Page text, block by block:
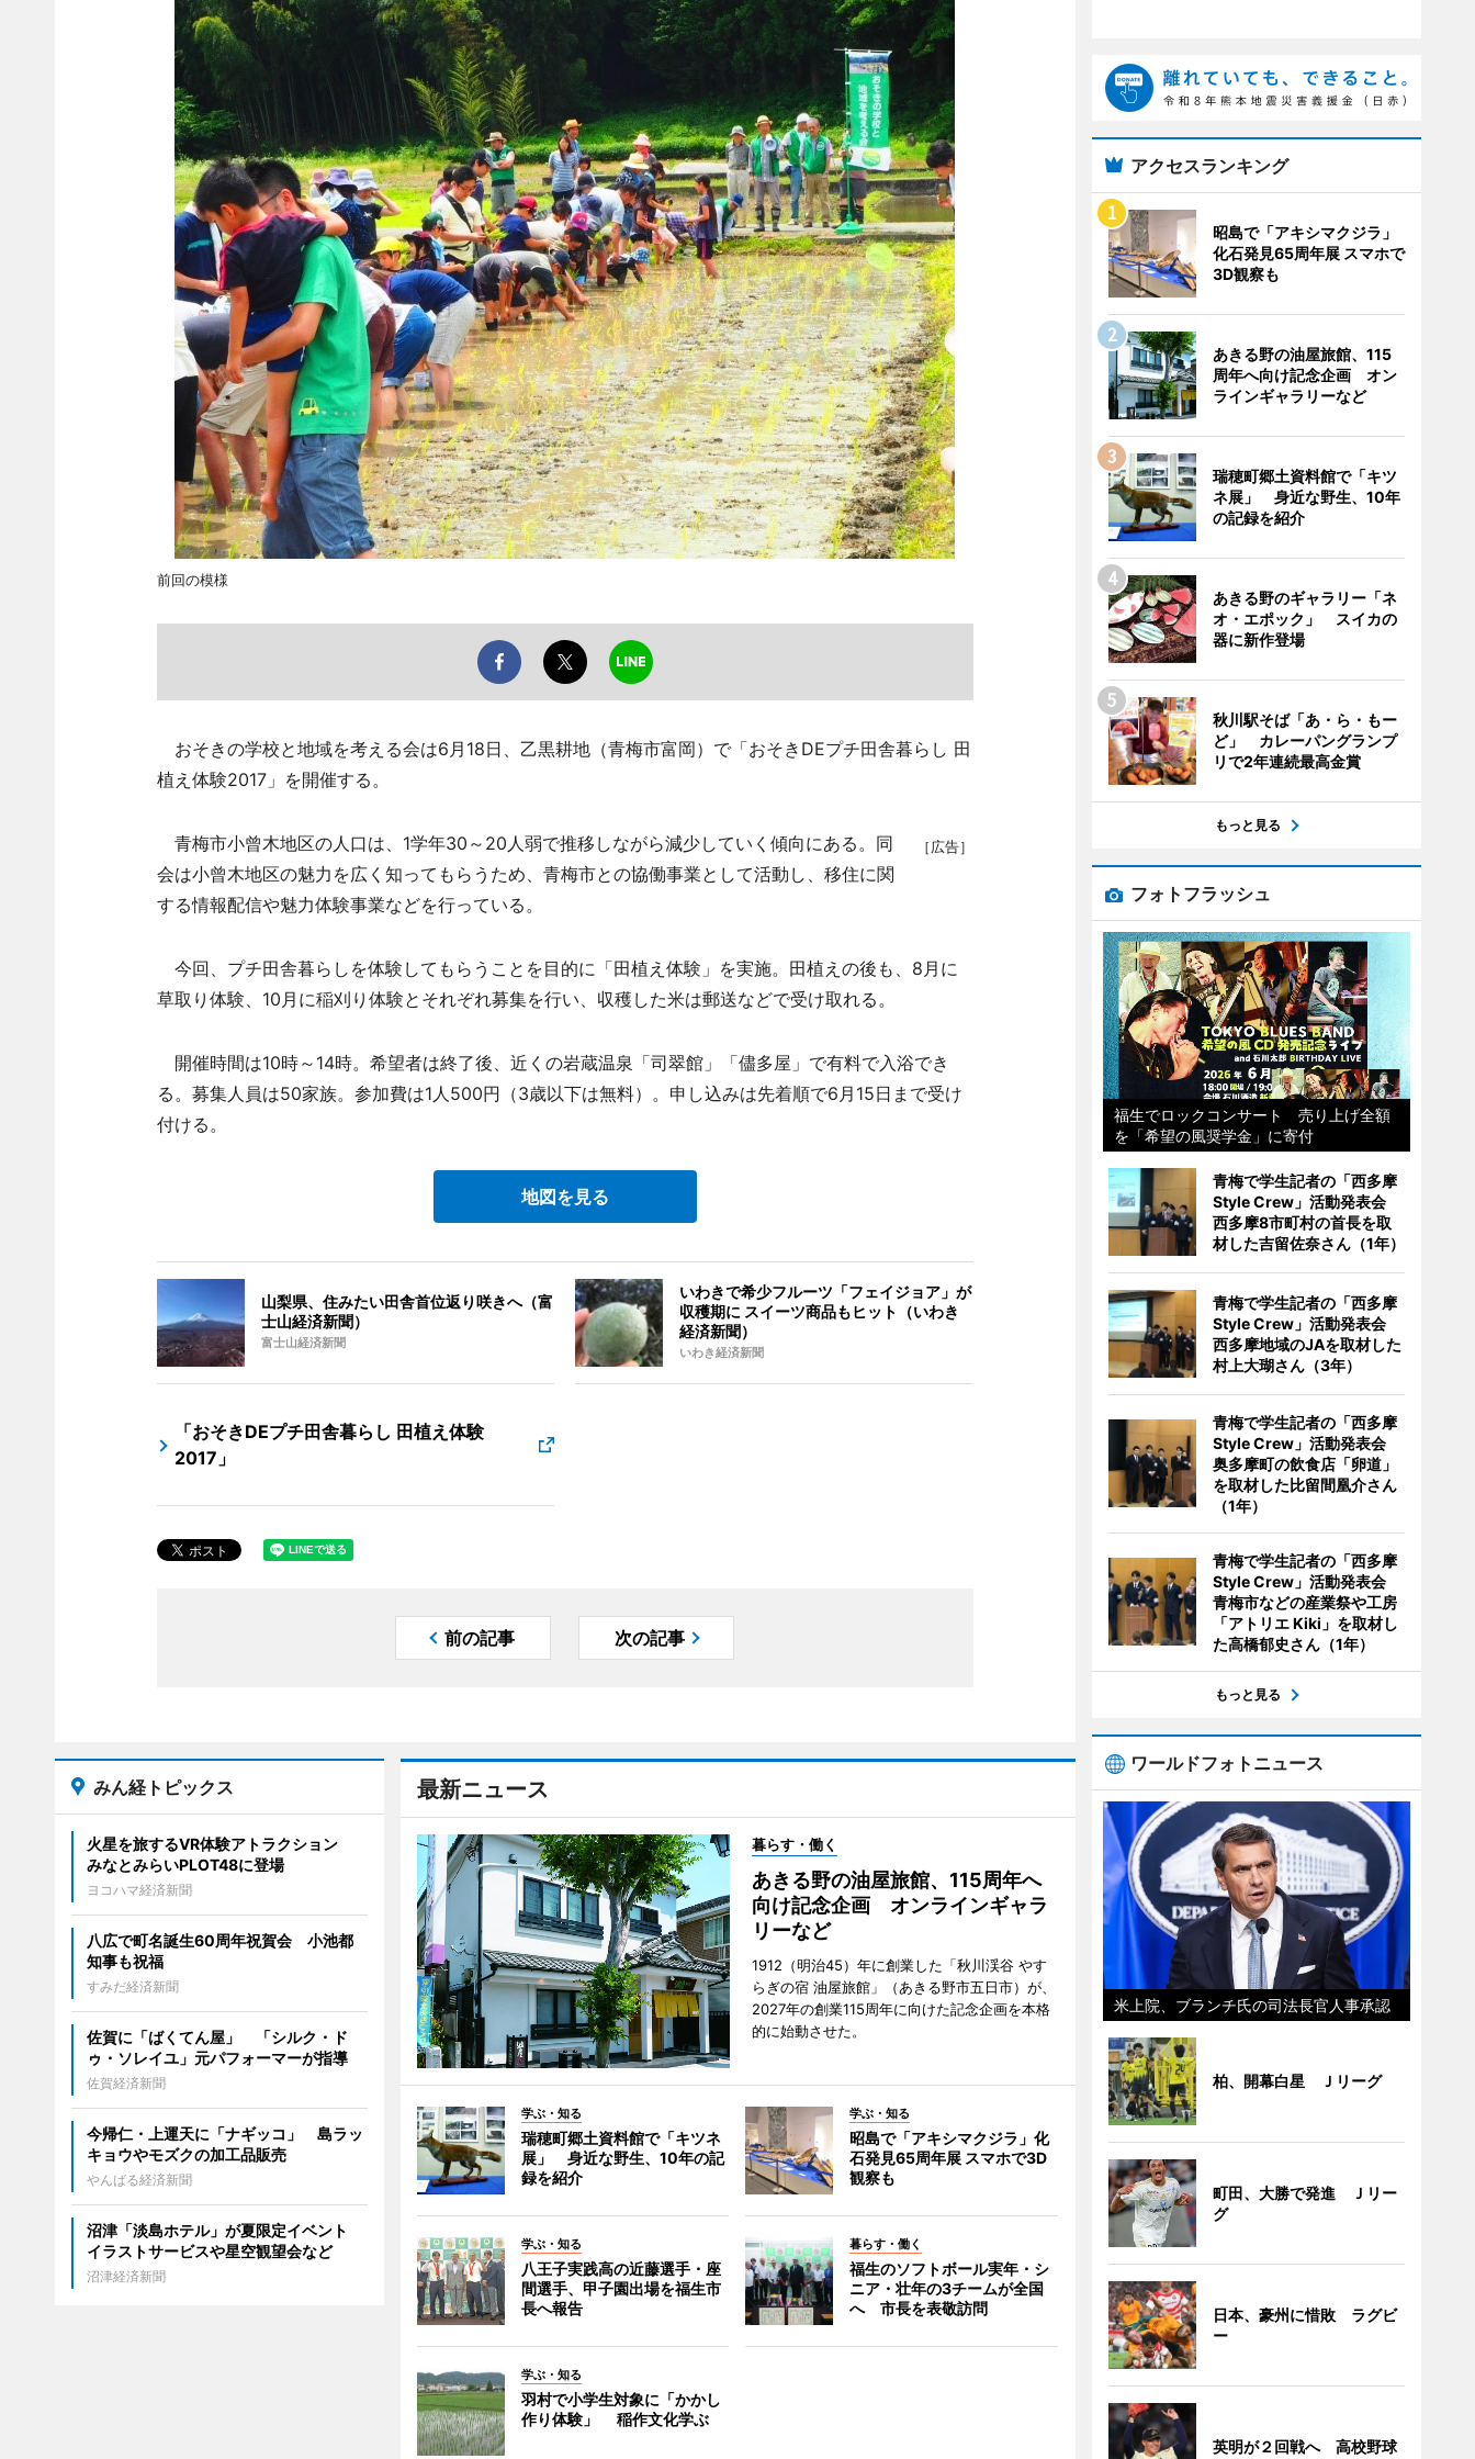
前回の模様
おそきの学校と地域を考える会は6月18日、乙黒耕地（青梅市富岡）で「おそきDEプチ田舎暮らし 田
植え体験2017」を開催する。
［広告］
青梅市小曾木地区の人口は、1学年30～20人弱で推移しながら減少していく傾向にある。同
会は小曾木地区の魅力を広く知ってもらうため、青梅市との協働事業として活動し、移住に関
する情報配信や魅力体験事業などを行っている。
今回、プチ田舎暮らしを体験してもらうことを目的に「田植え体験」を実施。田植えの後も、8月に
草取り体験、10月に稲刈り体験とそれぞれ募集を行い、収穫した米は郵送などで受け取れる。
開催時間は10時～14時。希望者は終了後、近くの岩蔵温泉「司翠館」「儘多屋」で有料で入浴でき
る。募集人員は50家族。参加費は1人500円（3歳以下は無料）。申し込みは先着順で6月15日まで受け
付ける。
地図を見る
山梨県、住みたい田舎首位返り咲きへ（富
士山経済新聞）
富士山経済新聞
いわきで希少フルーツ「フェイジョア」が
収穫期に スイーツ商品もヒット（いわき
経済新聞）
いわき経済新聞
「おそきDEプチ田舎暮らし 田植え体験
2017」
前の記事 次の記事
最新ニュース
暮らす・働く
あきる野の油屋旅館、115周年へ
向け記念企画 オンラインギャラ
リーなど
1912（明治45）年に創業した「秋川渓谷 やす
らぎの宿 油屋旅館」（あきる野市五日市）が、
2027年の創業115周年に向けた記念企画を本格
的に始動させた。
学ぶ・知る
瑞穂町郷土資料館で「キツネ
展」 身近な野生、10年の記
録を紹介
学ぶ・知る
昭島で「アキシマクジラ」化
石発見65周年展 スマホで3D
観察も
学ぶ・知る
八王子実践高の近藤選手・座
間選手、甲子園出場を福生市
長へ報告
暮らす・働く
福生のソフトボール実年・シ
ニア・壮年の3チームが全国
へ 市長を表敬訪問
学ぶ・知る
羽村で小学生対象に「かかし
作り体験」 稲作文化学ぶ
みん経トピックス
火星を旅するVR体験アトラクション
みなとみらいPLOT48に登場
ヨコハマ経済新聞
八広で町名誕生60周年祝賀会 小池都
知事も祝福
すみだ経済新聞
佐賀に「ばくてん屋」 「シルク・ド
ゥ・ソレイユ」元パフォーマーが指導
佐賀経済新聞
今帰仁・上運天に「ナギッコ」 島ラッ
キョウやモズクの加工品販売
やんばる経済新聞
沼津「淡島ホテル」が夏限定イベント
イラストサービスや星空観望会など
沼津経済新聞
アクセスランキング
昭島で「アキシマクジラ」
化石発見65周年展 スマホで
3D観察も
あきる野の油屋旅館、115
周年へ向け記念企画 オン
ラインギャラリーなど
瑞穂町郷土資料館で「キツ
ネ展」 身近な野生、10年
の記録を紹介
あきる野のギャラリー「ネ
オ・エポック」 スイカの
器に新作登場
秋川駅そば「あ・ら・もー
ど」 カレーパングランプ
リで2年連続最高金賞
もっと見る
フォトフラッシュ
福生でロックコンサート 売り上げ全額
を「希望の風奨学金」に寄付
青梅で学生記者の「西多摩
Style Crew」活動発表会
西多摩8市町村の首長を取
材した吉留佐奈さん（1年）
青梅で学生記者の「西多摩
Style Crew」活動発表会
西多摩地域のJAを取材した
村上大瑚さん（3年）
青梅で学生記者の「西多摩
Style Crew」活動発表会
奥多摩町の飲食店「卵道」
を取材した比留間凰介さん
（1年）
青梅で学生記者の「西多摩
Style Crew」活動発表会
青梅市などの産業祭や工房
「アトリエ Kiki」を取材し
た高橋郁史さん（1年）
もっと見る
ワールドフォトニュース
米上院、ブランチ氏の司法長官人事承認
柏、開幕白星 Ｊリーグ
町田、大勝で発進 Ｊリー
グ
日本、豪州に惜敗 ラグビ
ー
英明が２回戦へ 高校野球